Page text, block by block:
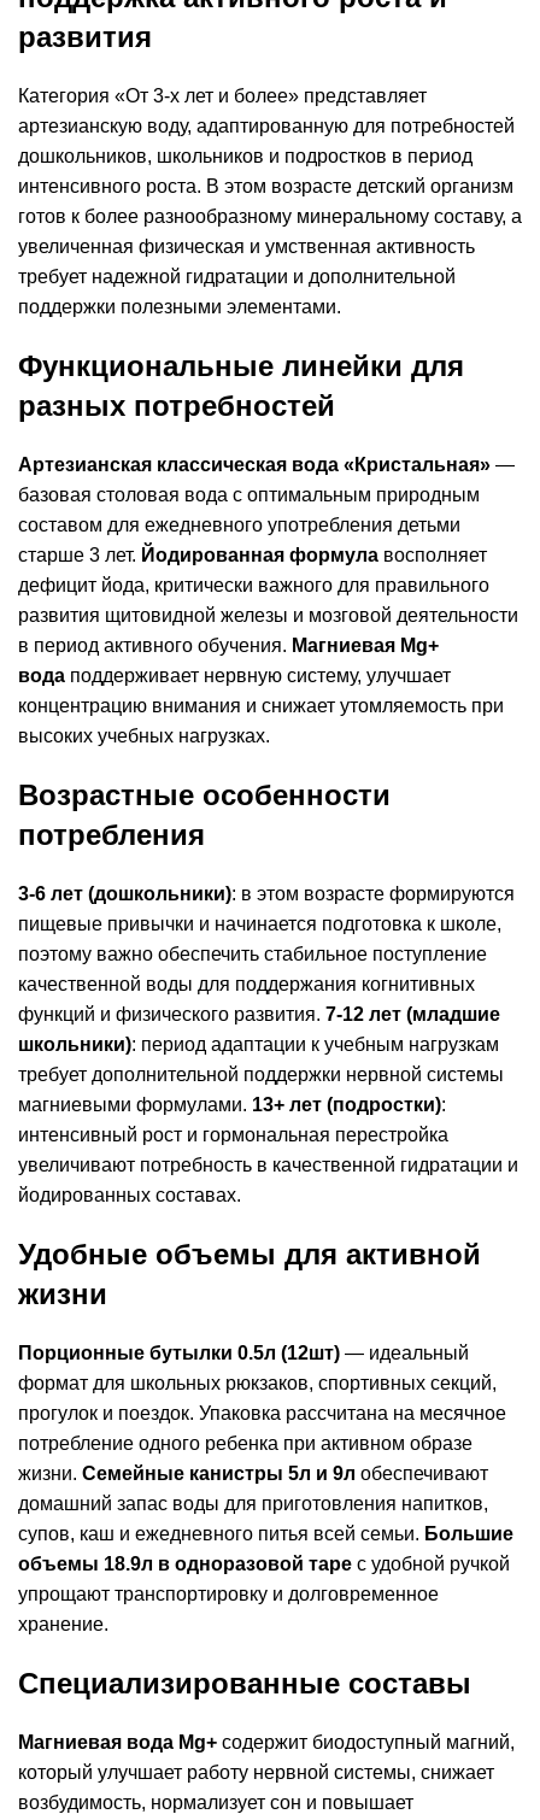
развития
Категория «От 3-х лет и более» представляет
артезианскую воду, адаптированную для потребностей
дошкольников, школьников и подростков в период
интенсивного роста. В этом возрасте детский организм
готов к более разнообразному минеральному составу, а
увеличенная физическая и умственная активность
требует надежной гидратации и дополнительной
поддержки полезными элементами.
Функциональные линейки для
разных потребностей
Артезианская классическая вода «Кристальная» —
базовая столовая вода с оптимальным природным
составом для ежедневного употребления детьми
старше 3 лет. Йодированная формула восполняет
дефицит йода, критически важного для правильного
развития щитовидной железы и мозговой деятельности
в период активного обучения. Магниевая Mg+
вода поддерживает нервную систему, улучшает
концентрацию внимания и снижает утомляемость при
высоких учебных нагрузках.
Возрастные особенности
потребления
3-6 лет (дошкольники): в этом возрасте формируются
пищевые привычки и начинается подготовка к школе,
поэтому важно обеспечить стабильное поступление
качественной воды для поддержания когнитивных
функций и физического развития. 7-12 лет (младшие
школьники): период адаптации к учебным нагрузкам
требует дополнительной поддержки нервной системы
магниевыми формулами. 13+ лет (подростки):
интенсивный рост и гормональная перестройка
увеличивают потребность в качественной гидратации и
йодированных составах.
Удобные объемы для активной
жизни
Порционные бутылки 0.5л (12шт) — идеальный
формат для школьных рюкзаков, спортивных секций,
прогулок и поездок. Упаковка рассчитана на месячное
потребление одного ребенка при активном образе
жизни. Семейные канистры 5л и 9л обеспечивают
домашний запас воды для приготовления напитков,
супов, каш и ежедневного питья всей семьи. Большие
объемы 18.9л в одноразовой таре с удобной ручкой
упрощают транспортировку и долговременное
хранение.
Специализированные составы
Магниевая вода Mg+ содержит биодоступный магний,
который улучшает работу нервной системы, снижает
возбудимость, нормализует сон и повышает